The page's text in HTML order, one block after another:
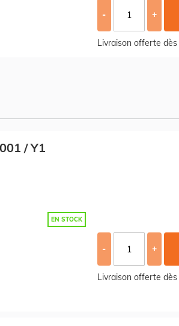
- +
Livraison offerte dès
/ Y1
EN STOCK
- +
Livraison offerte dès